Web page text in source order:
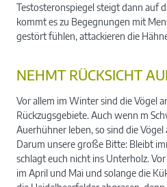
Testosteronspiegel steigt dann auf
kommt es zu Begegnungen mit
gestört fühlen, attackieren die
NEHMT RÜCKSICHT
Vor allem im Winter sind die Vögel
Rückzugsgebiete. Auch wenn m
Auerhühner leben, so sind die
Darum unsere große Bitte: Bleibt
schlagt euch nicht ins Unterholz.
im April und Mai und solange die